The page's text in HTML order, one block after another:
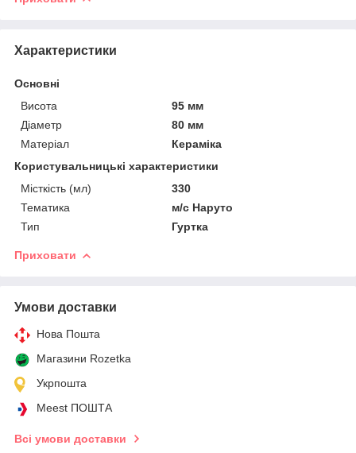
Характеристики
Основні
Висота
95 мм
Діаметр
80 мм
Матеріал
Кераміка
Користувальницькі характеристики
Місткість (мл)
330
Тематика
м/с Наруто
Тип
Гуртка
Приховати
Умови доставки
Нова Пошта
Магазини Rozetka
Укрпошта
Meest ПОШТА
Всі умови доставки